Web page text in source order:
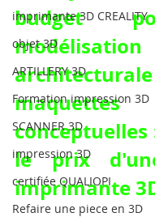
imprimante 3D CREALITY
objet 3D
ARTILLERY 3D
Formation impression 3D
SCANNER 3D
impression 3D
certifiée QUALIOPI
Refaire une piece en 3D
budget
modélisation
maquettes
conceptuelles
le prix
imprimante